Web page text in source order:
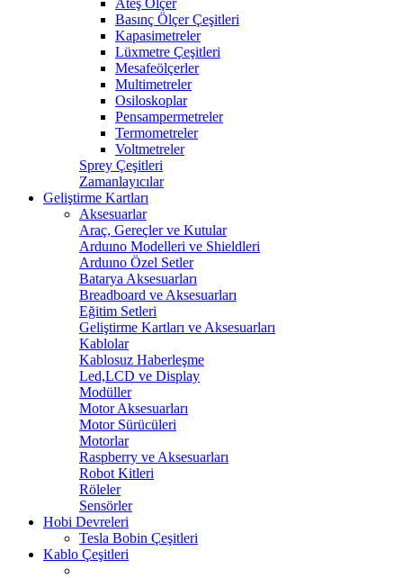
Ateş Ölçer
Basınç Ölçer Çeşitleri
Kapasimetreler
Lüxmetre Çeşitleri
Mesafeölçerler
Multimetreler
Osiloskoplar
Pensampermetreler
Termometreler
Voltmetreler
Sprey Çeşitleri
Zamanlayıcılar
Geliştirme Kartları
Aksesuarlar
Araç, Gereçler ve Kutular
Arduıno Modelleri ve Shieldleri
Arduıno Özel Setler
Batarya Aksesuarları
Breadboard ve Aksesuarları
Eğitim Setleri
Geliştirme Kartları ve Aksesuarları
Kablolar
Kablosuz Haberleşme
Led,LCD ve Display
Modüller
Motor Aksesuarları
Motor Sürücüleri
Motorlar
Raspberry ve Aksesuarları
Robot Kitleri
Röleler
Sensörler
Hobi Devreleri
Tesla Bobin Çeşitleri
Kablo Çeşitleri